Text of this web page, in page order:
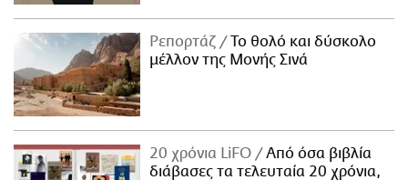
Ρεπορτάζ
Το θολό και δύσκολο
μέλλον της Μονής Σινά
20 χρόνια LiFO
Από όσα βιβλία
διάβασες τα τελευταία 20 χρόνια,